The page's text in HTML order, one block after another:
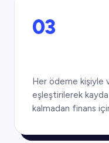
03
Her ödeme kişiyle
eşleştirilerek
kalmadan finans için